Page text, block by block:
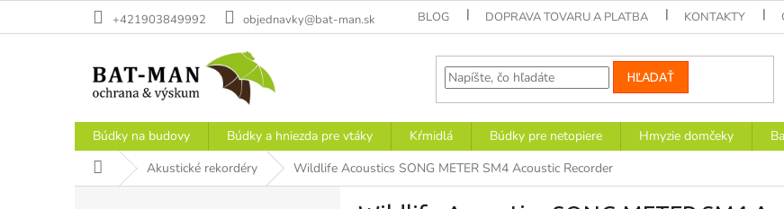
+421903849992 objednavky@bat-man.sk BLOG DOPRAVA TOVARU A PLATBA KONTAKTY
HĽADAŤ
Búdky na budovy Búdky a hniezda pre vtáky Kŕmidlá Búdky pre netopiere Hmyzie domčeky
DomovAkustické rekordéry Wildlife Acoustics SONG METER SM4 Acoustic Recorder